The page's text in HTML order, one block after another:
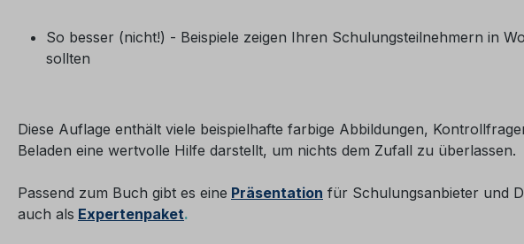
So besser (nicht!) - Beispiele zeigen Ihren Schulungsteilnehmern in
sollten
Diese Auflage enthält viele beispielhafte farbige Abbildungen,
Beladen eine wertvolle Hilfe darstellt, um nichts dem Zufall zu überlassen.
Passend zum Buch gibt es eine Präsentation für Schulungsanbieter und
auch als Expertenpaket.